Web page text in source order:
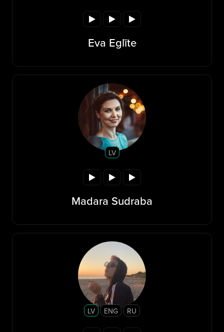
Eva Eglīte
LV
Madara Sudraba
LV ENG RU